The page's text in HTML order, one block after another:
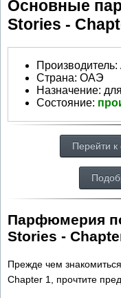
Основные
Stories -
Производитель:
Страна: ОАЭ
Назначение:
Состояние:
Перейти
Парфюмерия
Stories -
Прежде чем
Chapter 1, прочтите